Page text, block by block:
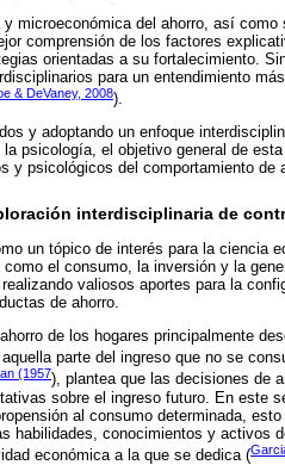
microeconómica del ahorro, así
comprensión de los factores
orientadas a su fortalecimiento.
para un entendimiento
& DeVaney, 2008).
y adoptando un enfoque
psicología, el objetivo general de
y psicológicos del comportamiento de
interdisciplinaria de
un tópico de interés para la ciencia
el consumo, la inversión y la
valiosos aportes para la
de ahorro.
de los hogares principalmente
parte del ingreso que no se
(1957), plantea que las decisiones de
sobre el ingreso futuro. En este
al consumo determinada,
habilidades, conocimientos y activos
económica a la que se dedica (